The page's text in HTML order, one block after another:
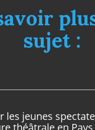
sujet :
les jeunes
théâtrale en